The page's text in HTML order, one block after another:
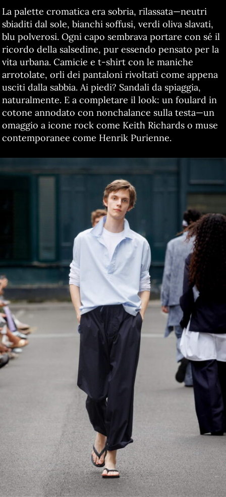
La palette cromatica era sobria, rilassata—neutri
sbiaditi dal sole, bianchi soffusi, verdi oliva slavati,
blu polverosi. Ogni capo sembrava portare con sé il
ricordo della salsedine, pur essendo pensato per la
vita urbana. Camicie e t-shirt con le maniche
arrotolate, orli dei pantaloni rivoltati come appena
usciti dalla sabbia. Ai piedi? Sandali da spiaggia,
naturalmente. E a completare il look: un foulard in
cotone annodato con nonchalance sulla testa—un
omaggio a icone rock come Keith Richards o muse
contemporanee come Henrik Purienne.